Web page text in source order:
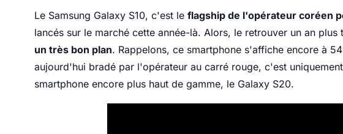
Le Samsung Galaxy S10, c'est le flagship de l'opérateur coréen
lancés sur le marché cette année-là. Alors, le retrouver un an
un très bon plan. Rappelons, ce smartphone s'affiche encore à
aujourd'hui bradé par l'opérateur au carré rouge, c'est
smartphone encore plus haut de gamme, le Galaxy S20.